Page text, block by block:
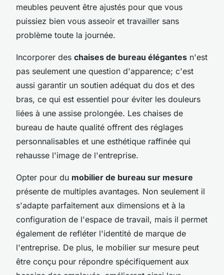
meubles peuvent être ajustés pour que vous
puissiez bien vous asseoir et travailler sans
problème toute la journée.
Incorporer des chaises de bureau élégantes n'est
pas seulement une question d'apparence; c'est
aussi garantir un soutien adéquat du dos et des
bras, ce qui est essentiel pour éviter les douleurs
liées à une assise prolongée. Les chaises de
bureau de haute qualité offrent des réglages
personnalisables et une esthétique raffinée qui
rehausse l'image de l'entreprise.
Opter pour du mobilier de bureau sur mesure
présente de multiples avantages. Non seulement il
s'adapte parfaitement aux dimensions et à la
configuration de l'espace de travail, mais il permet
également de refléter l'identité de marque de
l'entreprise. De plus, le mobilier sur mesure peut
être conçu pour répondre spécifiquement aux